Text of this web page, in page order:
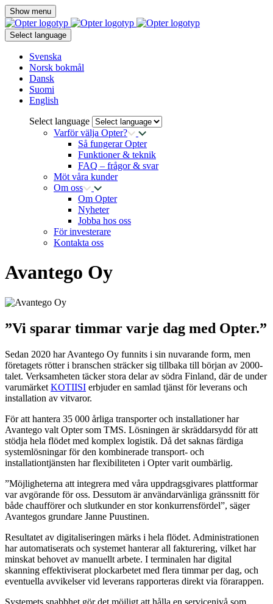
Show menu
Select language
Svenska
Norsk bokmål
Dansk
Suomi
English
Select language
Varför välja Opter?
Så fungerar Opter
Funktioner & teknik
FAQ – frågor & svar
Möt våra kunder
Om oss
Om Opter
Nyheter
Jobba hos oss
För investerare
Kontakta oss
Avantego Oy
”Vi sparar timmar varje dag med Opter.”
Sedan 2020 har Avantego Oy funnits i sin nuvarande form, men
företagets rötter i branschen sträcker sig tillbaka till början av 2000-
talet. Verksamheten täcker stora delar av södra Finland, där de under
varumärket KOTIISI erbjuder en samlad tjänst för leverans och
installation av vitvaror.
För att hantera 35 000 årliga transporter och installationer har
Avantego valt Opter som TMS. Lösningen är skräddarsydd för att
stödja hela flödet med komplex logistik. Då det saknas färdiga
systemlösningar för den kombinerade transport- och
installationtjänsten har flexibiliteten i Opter varit oumbärlig.
”Möjligheterna att integrera med våra uppdragsgivares plattformar
var avgörande för oss. Dessutom är användarvänliga gränssnitt för
både chaufförer och slutkunder en stor konkurrensfördel”, säger
Avantegos grundare Janne Puustinen.
Resultatet av digitaliseringen märks i hela flödet. Administrationen
har automatiserats och systemet hanterar all fakturering, vilket har
minskat behovet av manuellt arbete. I terminalen har digital
skanning effektiviserat plockarbetet med flera timmar per dag, och
eventuella avvikelser vid leverans rapporteras direkt via förarappen.
Systemets snabbhet gör det möjligt att hålla en servicenivå som